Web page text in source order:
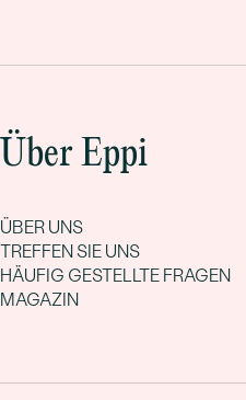
Über Eppi
ÜBER UNS
TREFFEN SIE UNS
HÄUFIG GESTELLTE FRAGEN
MAGAZIN